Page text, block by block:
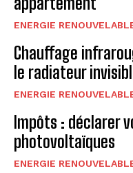
ENERGIE
Chauffage
le radiateur
ENERGIE
Impôts : déclarer
photovoltaïques
ENERGIE